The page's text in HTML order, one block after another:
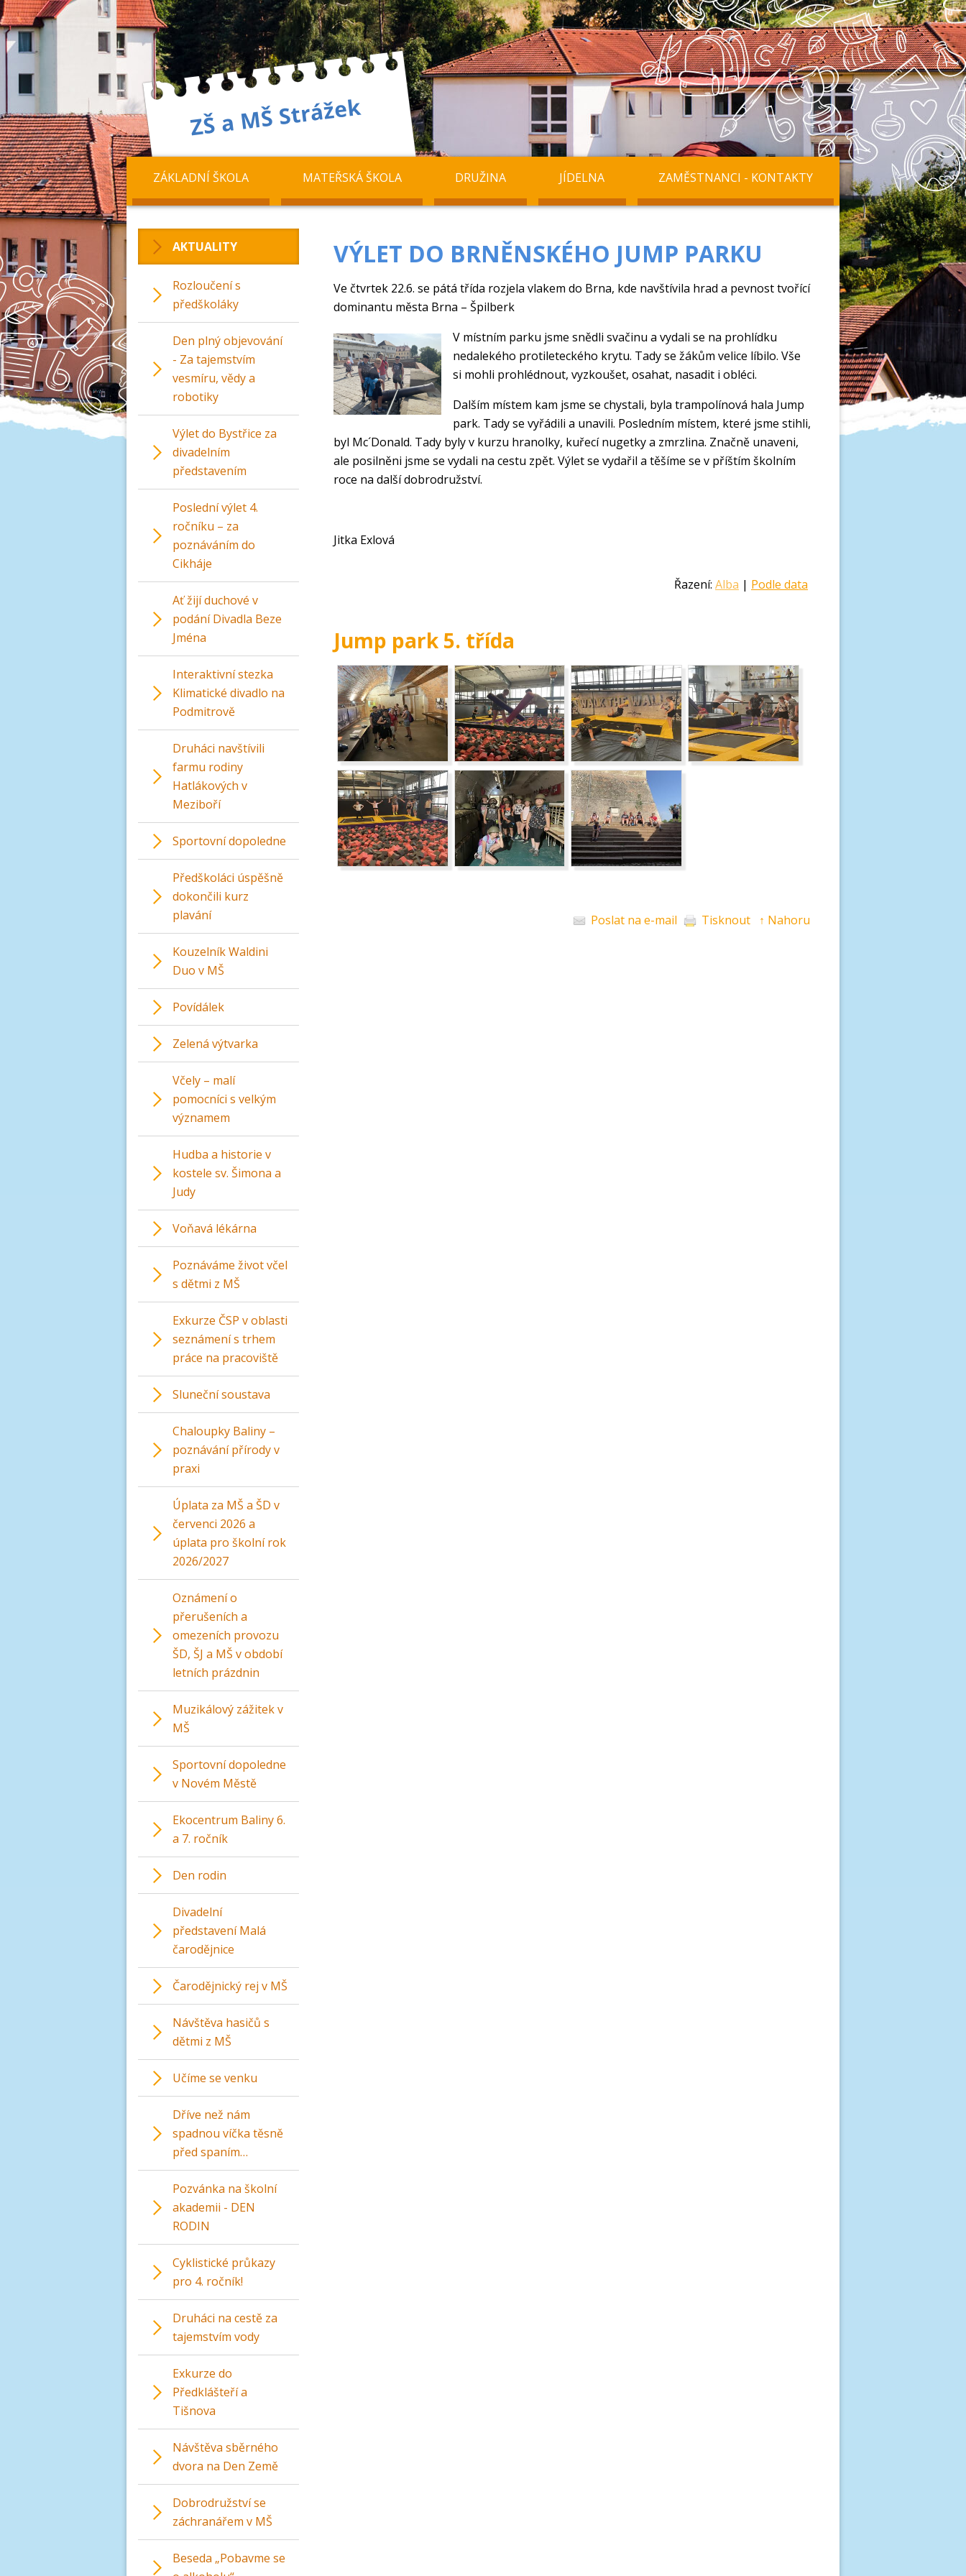
ZÁKLADNÍ ŠKOLA MATEŘSKÁ ŠKOLA DRUŽINA JÍDELNA ZAMĚSTNANCI - KONTAKTY
VÝLET DO BRNĚNSKÉHO JUMP PARKU
Ve čtvrtek 22.6. se pátá třída rozjela vlakem do Brna, kde navštívila hrad a pevnost tvořící
dominantu města Brna – Špilberk
V místním parku jsme snědli svačinu a vydali se na prohlídku
nedalekého protileteckého krytu. Tady se žákům velice líbilo. Vše
si mohli prohlédnout, vyzkoušet, osahat, nasadit i obléci.
Dalším místem kam jsme se chystali, byla trampolínová hala Jump
park. Tady se vyřádili a unavili. Posledním místem, které jsme stihli,
byl Mc´Donald. Tady byly v kurzu hranolky, kuřecí nugetky a zmrzlina. Značně unaveni,
ale posilněni jsme se vydali na cestu zpět. Výlet se vydařil a těšíme se v příštím školním
roce na další dobrodružství.
Jitka Exlová
Řazení: Alba | Podle data
Jump park 5. třída
Poslat na e-mail Tisknout ↑ Nahoru
AKTUALITY
Rozloučení s
předškoláky
Den plný objevování
- Za tajemstvím
vesmíru, vědy a
robotiky
Výlet do Bystřice za
divadelním
představením
Poslední výlet 4.
ročníku – za
poznáváním do
Cikháje
Ať žijí duchové v
podání Divadla Beze
Jména
Interaktivní stezka
Klimatické divadlo na
Podmitrově
Druháci navštívili
farmu rodiny
Hatlákových v
Meziboří
Sportovní dopoledne
Předškoláci úspěšně
dokončili kurz
plavání
Kouzelník Waldini
Duo v MŠ
Povídálek
Zelená výtvarka
Včely – malí
pomocníci s velkým
významem
Hudba a historie v
kostele sv. Šimona a
Judy
Voňavá lékárna
Poznáváme život včel
s dětmi z MŠ
Exkurze ČSP v oblasti
seznámení s trhem
práce na pracoviště
Sluneční soustava
Chaloupky Baliny –
poznávání přírody v
praxi
Úplata za MŠ a ŠD v
červenci 2026 a
úplata pro školní rok
2026/2027
Oznámení o
přerušeních a
omezeních provozu
ŠD, ŠJ a MŠ v období
letních prázdnin
Muzikálový zážitek v
MŠ
Sportovní dopoledne
v Novém Městě
Ekocentrum Baliny 6.
a 7. ročník
Den rodin
Divadelní
představení Malá
čarodějnice
Čarodějnický rej v MŠ
Návštěva hasičů s
dětmi z MŠ
Učíme se venku
Dříve než nám
spadnou víčka těsně
před spaním…
Pozvánka na školní
akademii - DEN
RODIN
Cyklistické průkazy
pro 4. ročník!
Druháci na cestě za
tajemstvím vody
Exkurze do
Předklášteří a
Tišnova
Návštěva sběrného
dvora na Den Země
Dobrodružství se
záchranářem v MŠ
Beseda „Pobavme se